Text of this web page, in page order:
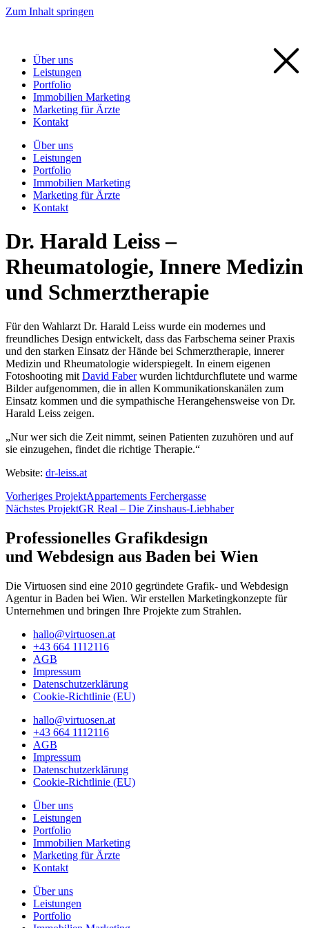
Zum Inhalt springen
Über uns
Leistungen
Portfolio
Immobilien Marketing
Marketing für Ärzte
Kontakt
Über uns
Leistungen
Portfolio
Immobilien Marketing
Marketing für Ärzte
Kontakt
Dr. Harald Leiss –
Rheumatologie, Innere Medizin
und Schmerztherapie
Für den Wahlarzt Dr. Harald Leiss wurde ein modernes und
freundliches Design entwickelt, dass das Farbschema seiner Praxis
und den starken Einsatz der Hände bei Schmerztherapie, innerer
Medizin und Rheumatologie widerspiegelt. In einem eigenen
Fotoshooting mit David Faberwurden lichtdurchflutete und warme
Bilder aufgenommen, die in allen Kommunikationskanälen zum
Einsatz kommen und die sympathische Herangehensweise von Dr.
Harald Leiss zeigen.
„Nur wer sich die Zeit nimmt, seinen Patienten zuzuhören und auf
sie einzugehen, findet die richtige Therapie.“
Website: dr-leiss.at
Vorheriges ProjektAppartements Ferchergasse
Nächstes ProjektGR Real – Die Zinshaus-Liebhaber
Professionelles Grafikdesign
und Webdesign aus Baden bei Wien
Die Virtuosen sind eine 2010 gegründete Grafik- und Webdesign
Agentur in Baden bei Wien. Wir erstellen Marketingkonzepte für
Unternehmen und bringen Ihre Projekte zum Strahlen.
hallo@virtuosen.at
+43 664 1112116
AGB
Impressum
Datenschutzerklärung
Cookie-Richtlinie (EU)
hallo@virtuosen.at
+43 664 1112116
AGB
Impressum
Datenschutzerklärung
Cookie-Richtlinie (EU)
Über uns
Leistungen
Portfolio
Immobilien Marketing
Marketing für Ärzte
Kontakt
Über uns
Leistungen
Portfolio